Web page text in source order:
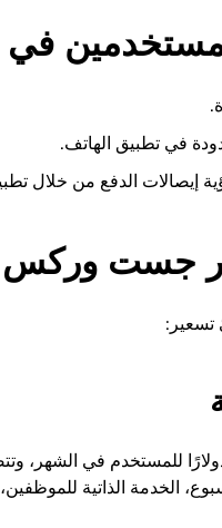
في تطبيق الهاتف.
إيصالات الدفع من خلال
جست وركس
رسومها الأساسية 59 دولارًا
الخدمة الذاتية